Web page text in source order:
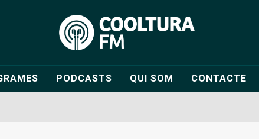
PODCASTS QUI SOM CONTACTE